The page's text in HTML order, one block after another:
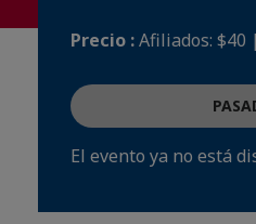
Precio :Afiliados: $40
El evento ya no está